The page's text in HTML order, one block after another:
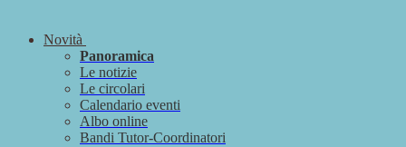
Novità
Panoramica
Le notizie
Le circolari
Calendario eventi
Albo online
Bandi Tutor-Coordinatori